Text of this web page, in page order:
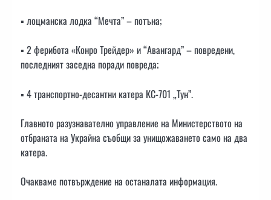
▪️ лоцманска лодка “Мечта” – потъна;
▪️ 2 ферибота «Конро Трейдер» и “Авангард” – повредени,
последният заседна поради повреда;
▪️ 4 транспортно-десантни катера КС-701 „Тун”.
Главното разузнавателно управление на Министерството на
отбраната на Украйна съобщи за унищожаването само на два
катера.
Очакваме потвърждение на останалата информация.